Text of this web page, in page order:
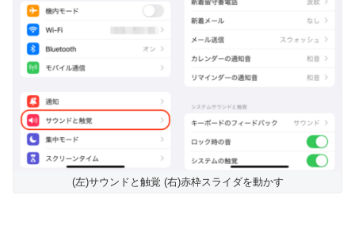
(左)サウンドと触覚 (右)赤枠スライダを動かす